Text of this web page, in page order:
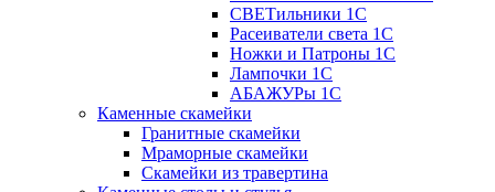
СВЕТильники 1С
Расеиватели света 1С
Ножки и Патроны 1С
Лампочки 1С
АБАЖУРы 1С
Каменные скамейки
Гранитные скамейки
Мраморные скамейки
Скамейки из травертина